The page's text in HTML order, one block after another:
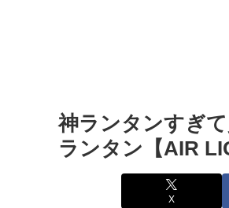
神ランタンすぎ
ランタン【AIR
X